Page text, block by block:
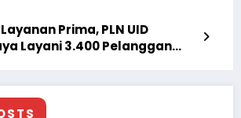
Prima, PLN UID
Layani 3.400 Pelanggan